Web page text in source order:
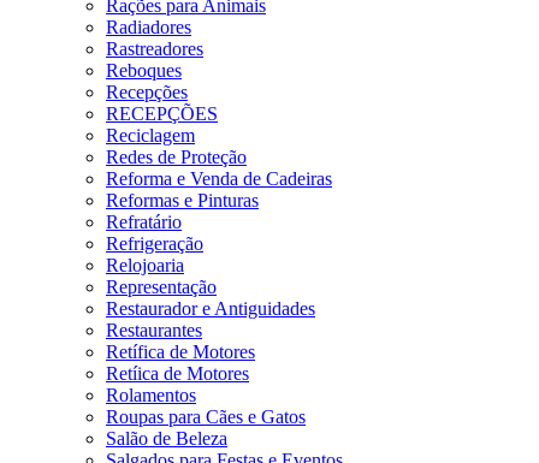
Rações para Animais
Radiadores
Rastreadores
Reboques
Recepções
RECEPÇÕES
Reciclagem
Redes de Proteção
Reforma e Venda de Cadeiras
Reformas e Pinturas
Refratário
Refrigeração
Relojoaria
Representação
Restaurador e Antiguidades
Restaurantes
Retífica de Motores
Retíica de Motores
Rolamentos
Roupas para Cães e Gatos
Salão de Beleza